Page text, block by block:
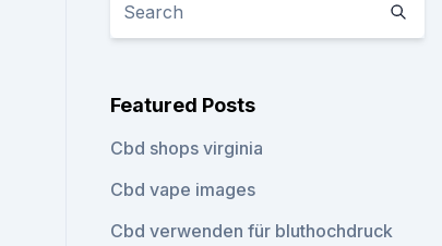
Featured Posts
Cbd shops virginia
Cbd vape images
Cbd verwenden für bluthochdruck